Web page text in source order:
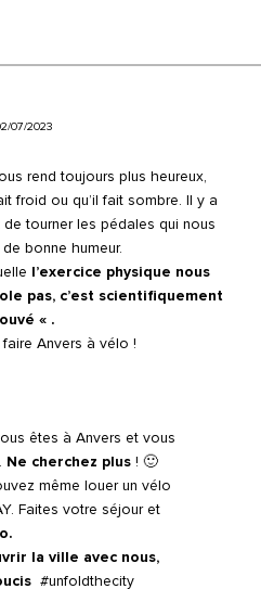
découvrir
Durabilité
Événements
LinkedIn
07/2023
rend toujours plus heureux,
froid ou qu’il fait sombre. Il y a
tourner les pédales qui nous
bonne humeur.
l’exercice physique nous
pas, c’est scientifiquement
« .
Anvers à vélo !
êtes à Anvers et vous
Ne cherchez plus ! 🙂
même louer un vélo
Faites votre séjour et
la ville avec nous,
#unfoldthecity